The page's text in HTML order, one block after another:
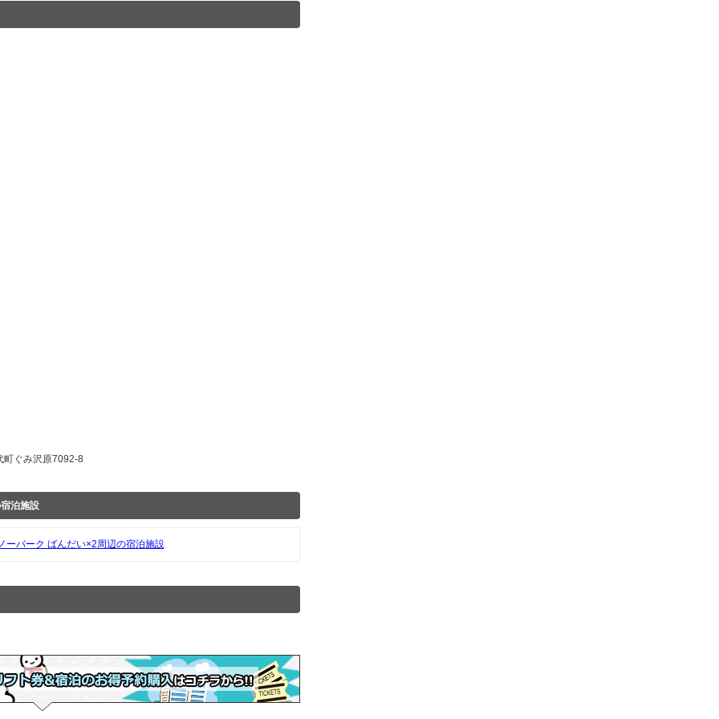
ぐみ沢原7092-8
泊施設
ーパーク ばんだい×2周辺の宿泊施設